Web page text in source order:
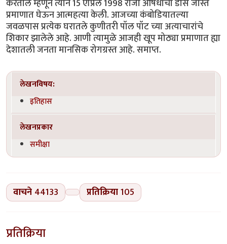
करतील म्हणून त्याने 15 एप्रिल 1998 रोजी औषधांचा डोस जास्त
प्रमाणात घेऊन आत्महत्या केली. आजच्या कंबोडियातल्या
जवळपास प्रत्येक घरातले कुणीतरी पॉल पॉट च्या अत्याचारांचे
शिकार झालेले आहे. आणी त्यामुळे आजही खूप मोठ्या प्रमाणात ह्या
देशातली जनता मानसिक रोगग्रस्त आहे. समाप्त.
लेखनविषय:
इतिहास
लेखनप्रकार
समीक्षा
वाचने 44133 प्रतिक्रिया105
प्रतिक्रिया